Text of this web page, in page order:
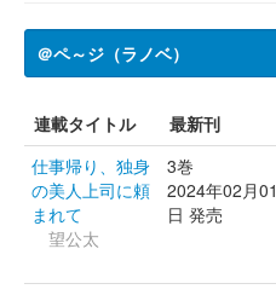
＠ペ～ジ（ラノベ）
連載タイトル 最新刊
仕事帰り、独身
の美人上司に頼
まれて
望公太
3巻
2024年02月01
日 発売